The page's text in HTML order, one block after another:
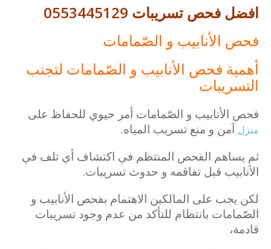
افضل فحص تسريبات 0553445129
فحص الأنابيب و الصّمامات
أهمية فحص الأنابيب و الصّمامات لتجنب
التسريبات
فحص الأنابيب و الصّمامات أمر حيوي للحفاظ على
منزل آمن و منع تسريب المياه.
ثم يساهم الفحص المنتظم في اكتشاف أي تلف في
الأنابيب قبل تفاقمه و حدوث تسريبات.
لكن يجب على المالكين الاهتمام بفحص الأنابيب و
الصّمامات بانتظام للتأكد من عدم وجود تسريبات
قادمة،